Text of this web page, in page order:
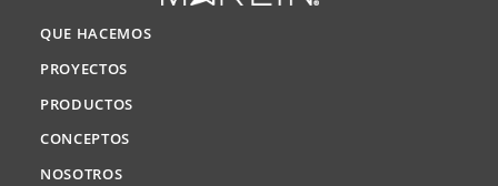
QUE HACEMOS
PROYECTOS
PRODUCTOS
CONCEPTOS
NOSOTROS